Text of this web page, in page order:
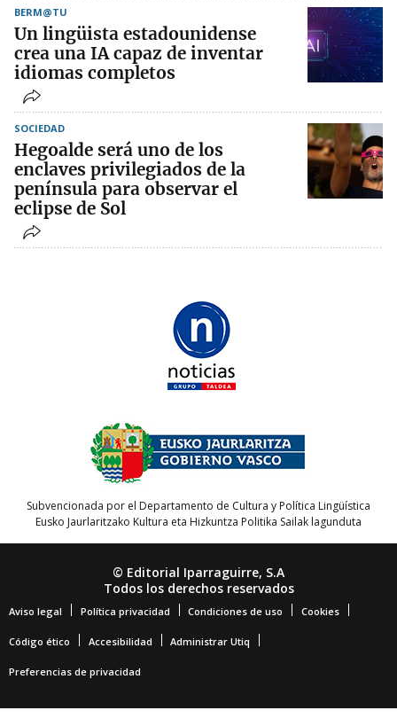
BERM@TU
Un lingüista estadounidense
crea una IA capaz de inventar
idiomas completos
SOCIEDAD
Hegoalde será uno de los
enclaves privilegiados de la
península para observar el
eclipse de Sol
Subvencionada por el Departamento de Cultura y Política Lingüística
Eusko Jaurlaritzako Kultura eta Hizkuntza Politika Sailak lagunduta
© Editorial Iparraguirre, S.A
Todos los derechos reservados
Aviso legal Política privacidad Condiciones de uso Cookies
Código ético Accesibilidad Administrar Utiq
Preferencias de privacidad